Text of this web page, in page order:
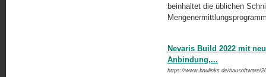
beinhaltet die üblichen
Nevaris Build 2022 mit
Anbindung,...
https://www.baulinks.de/bausoftware/